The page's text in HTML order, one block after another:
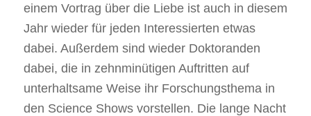
einem Vortrag über die Liebe ist auch in diesem
Jahr wieder für jeden Interessierten etwas
dabei. Außerdem sind wieder Doktoranden
dabei, die in zehnminütigen Auftritten auf
unterhaltsame Weise ihr Forschungsthema in
den Science Shows vorstellen. Die lange Nacht